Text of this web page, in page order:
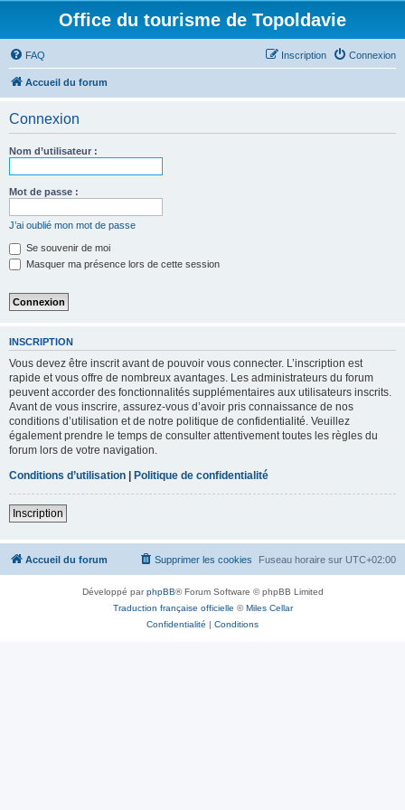
Office du tourisme de Topoldavie
FAQ Connexion
Inscription
Accueil du forum
Connexion
Nom d’utilisateur :
Mot de passe :
J’ai oublié mon mot de passe
Se souvenir de moi
Masquer ma présence lors de cette session
INSCRIPTION
Vous devez être inscrit avant de pouvoir vous connecter. L’inscription est
rapide et vous offre de nombreux avantages. Les administrateurs du forum
peuvent accorder des fonctionnalités supplémentaires aux utilisateurs inscrits.
Avant de vous inscrire, assurez-vous d’avoir pris connaissance de nos
conditions d’utilisation et de notre politique de confidentialité. Veuillez
également prendre le temps de consulter attentivement toutes les règles du
forum lors de votre navigation.
Conditions d’utilisation | Politique de confidentialité
Inscription
Accueil du forum Fuseau horaire sur UTC+02:00
Supprimer les cookies
Développé parphpBB® Forum Software © phpBB Limited
Traduction française officielle ©Miles Cellar
Confidentialité | Conditions